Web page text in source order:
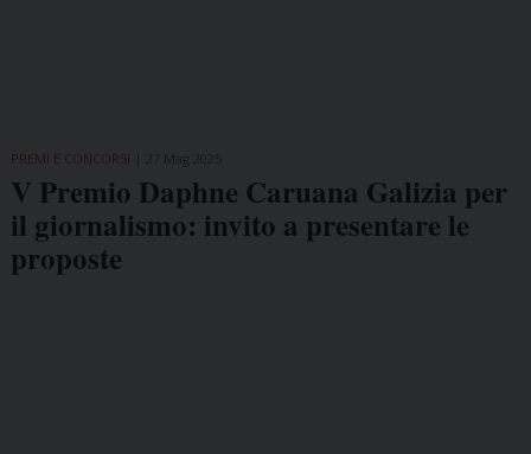
PREMI E CONCORSI
V Premio Daphne Caruana Galizia per
il giornalismo: invito a presentare le
proposte